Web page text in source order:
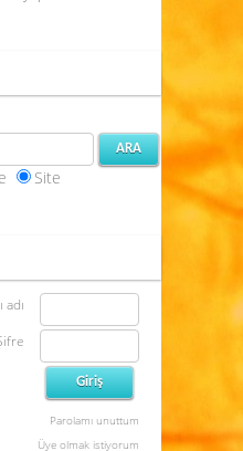
Site
adı
Parolamı unuttum
Üye olmak istiyorum